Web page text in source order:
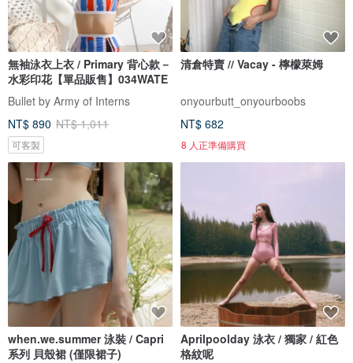
無袖泳衣上衣 / Primary 背心款－
水彩印花【單品販售】034WATE
Bullet by Army of Interns
NT$ 890 NT$ 1,011
可客製
清倉特賣 // Vacay - 檸檬萊姆
onyourbutt_onyourboobs
NT$ 682
8 人正準備購買
when.we.summer 泳裝 / Capri
系列 貝殼裙 (僅限裙子)
Aprilpoolday 泳衣 / 獨家 / 紅色
格紋呢